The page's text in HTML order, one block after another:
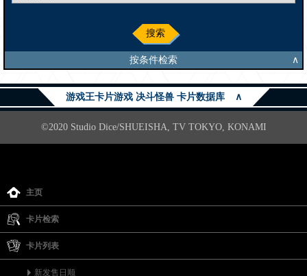
搜索
按条件检索 ∧
游戏王卡片游戏 决斗怪兽 卡片数据库 ∧
©2020 Studio Dice/SHUEISHA, TV TOKYO, KONAMI
主页
卡片检索
卡片列表
新发售日顺